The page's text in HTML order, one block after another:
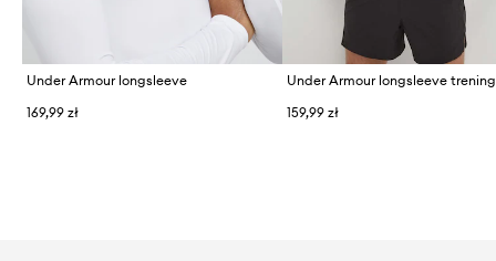
Under Armour longsleeve
169,99 zł
Under Armour longsleeve
159,99 zł